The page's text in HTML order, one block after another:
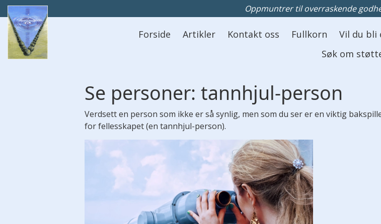
Oppmuntrer til overraskende
HovedmenyForside Artikler Kontakt oss Fullkorn Vil du bli
Søk om
Se personer: tannhjul-person
Verdsett en person som ikke er så synlig, men som du ser er en viktig
for fellesskapet (en tannhjul-person).